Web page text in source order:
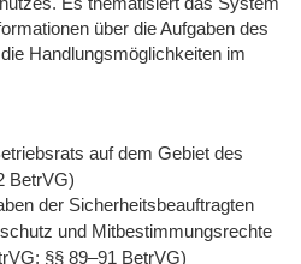
über die Aufgaben des
Handlungsmöglichkeiten im
auf dem Gebiet des
BetrVG)
der Sicherheitsbeauftragten
und Mitbestimmungsrechte
§§ 89–91 BetrVG)